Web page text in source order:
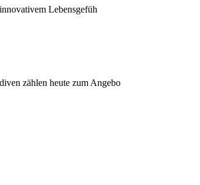
Lebensgefüh
zählen heute zum Angebo